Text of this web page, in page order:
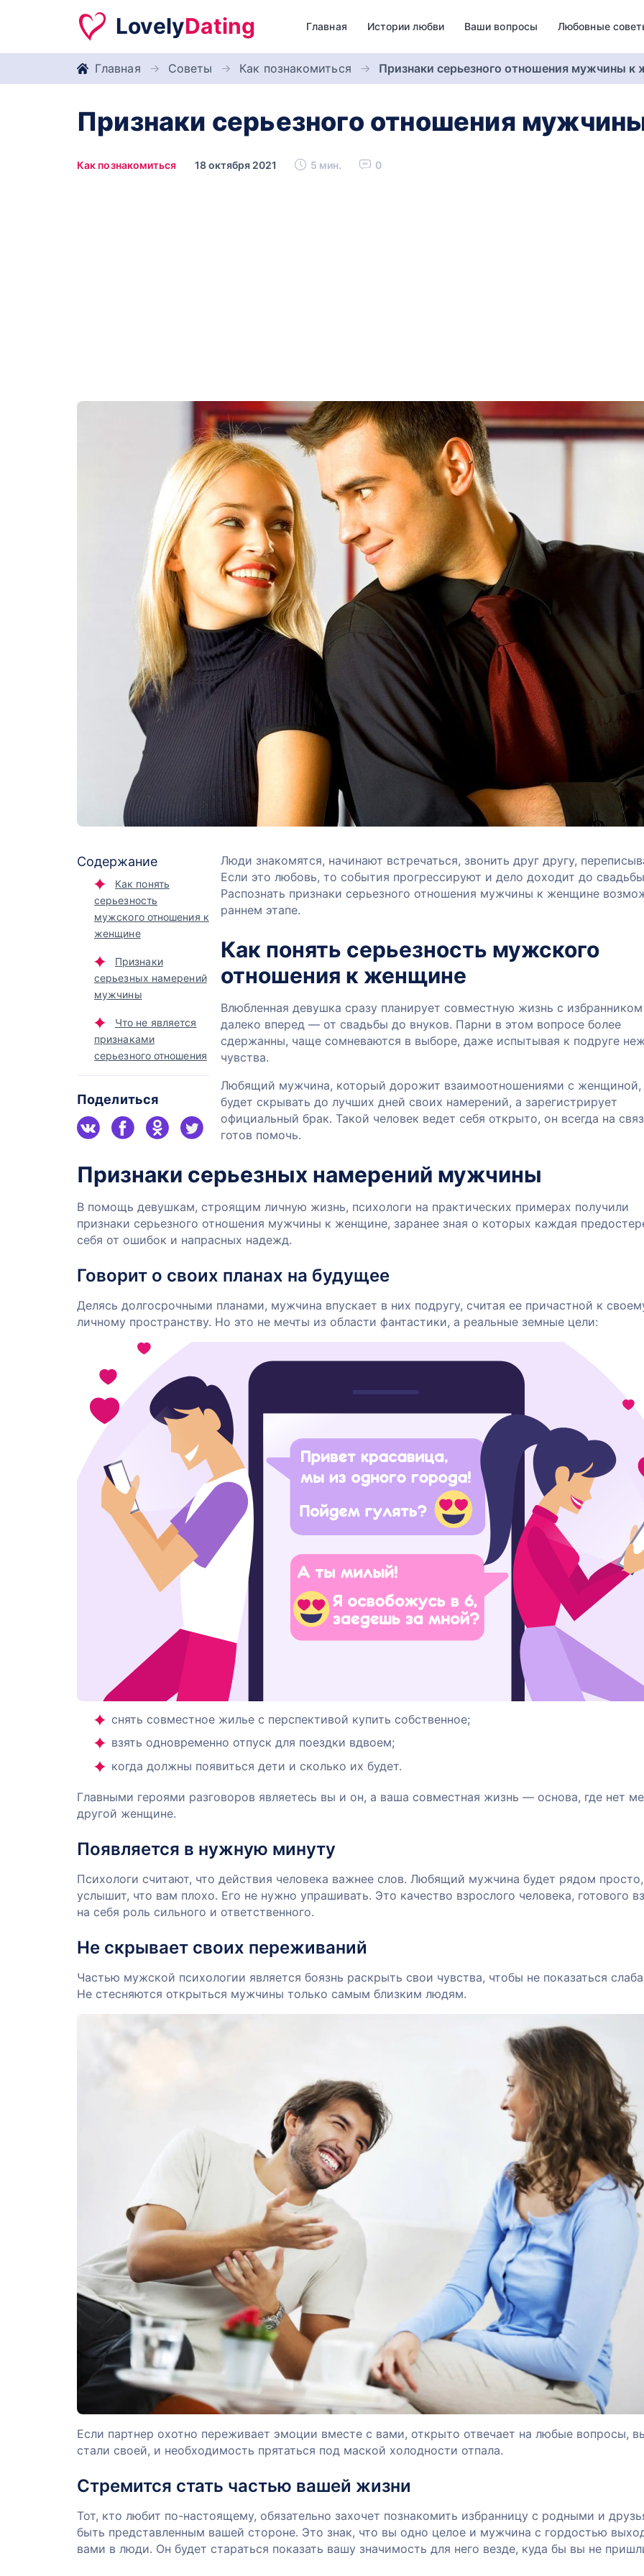
LovelyDating Главная Истории любви Ваши вопросы Любовные
Главная Советы Как познакомиться Признаки серьезного отношения мужчины к
Признаки серьезного отношения
Как познакомиться 18 октября 2021 5 мин. 0
Содержание
Как понять
серьезность
мужского отношения к
женщине
Признаки
серьезных намерений
мужчины
Что не является
признаками
серьезного отношения
Поделиться
Люди знакомятся, начинают встречаться, звонить друг другу,
Если это любовь, то события прогрессируют и дело доходит до
Распознать признаки серьезного отношения мужчины к женщине
раннем этапе.
Как понять серьезность мужского
отношения к женщине
Влюбленная девушка сразу планирует совместную жизнь с избранником
далеко вперед — от свадьбы до внуков. Парни в этом вопросе более
сдержанны, чаще сомневаются в выборе, даже испытывая к подруге
чувства.
Любящий мужчина, который дорожит взаимоотношениями с женщиной,
будет скрывать до лучших дней своих намерений, а зарегистрирует
официальный брак. Такой человек ведет себя открыто, он всегда на
готов помочь.
Признаки серьезных намерений мужчины
В помощь девушкам, строящим личную жизнь, психологи на практических примерах получили
признаки серьезного отношения мужчины к женщине, заранее зная о которых каждая
себя от ошибок и напрасных надежд.
Говорит о своих планах на будущее
Делясь долгосрочными планами, мужчина впускает в них подругу, считая ее причастной к
личному пространству. Но это не мечты из области фантастики, а реальные земные цели:
снять совместное жилье с перспективой купить собственное;
взять одновременно отпуск для поездки вдвоем;
когда должны появиться дети и сколько их будет.
Главными героями разговоров являетесь вы и он, а ваша совместная жизнь — основа, где нет
другой женщине.
Появляется в нужную минуту
Психологи считают, что действия человека важнее слов. Любящий мужчина будет рядом просто,
услышит, что вам плохо. Его не нужно упрашивать. Это качество взрослого человека, готового
на себя роль сильного и ответственного.
Не скрывает своих переживаний
Частью мужской психологии является боязнь раскрыть свои чувства, чтобы не показаться
Не стесняются открыться мужчины только самым близким людям.
Если партнер охотно переживает эмоции вместе с вами, открыто отвечает на любые вопросы,
стали своей, и необходимость прятаться под маской холодности отпала.
Стремится стать частью вашей жизни
Тот, кто любит по-настоящему, обязательно захочет познакомить избранницу с родными и
быть представленным вашей стороне. Это знак, что вы одно целое и мужчина с гордостью
вами в люди. Он будет стараться показать вашу значимость для него везде, куда бы вы не